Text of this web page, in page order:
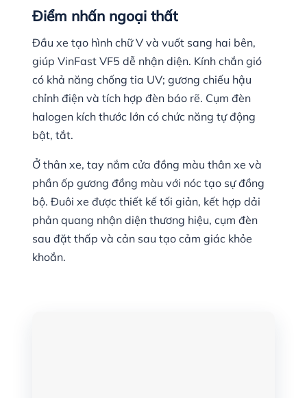
Điểm nhấn ngoại thất
Đầu xe tạo hình chữ V và vuốt sang hai bên,
giúp VinFast VF5 dễ nhận diện. Kính chắn gió
có khả năng chống tia UV; gương chiếu hậu
chỉnh điện và tích hợp đèn báo rẽ. Cụm đèn
halogen kích thước lớn có chức năng tự động
bật, tắt.
Ở thân xe, tay nắm cửa đồng màu thân xe và
phần ốp gương đồng màu với nóc tạo sự đồng
bộ. Đuôi xe được thiết kế tối giản, kết hợp dải
phản quang nhận diện thương hiệu, cụm đèn
sau đặt thấp và cản sau tạo cảm giác khỏe
khoắn.